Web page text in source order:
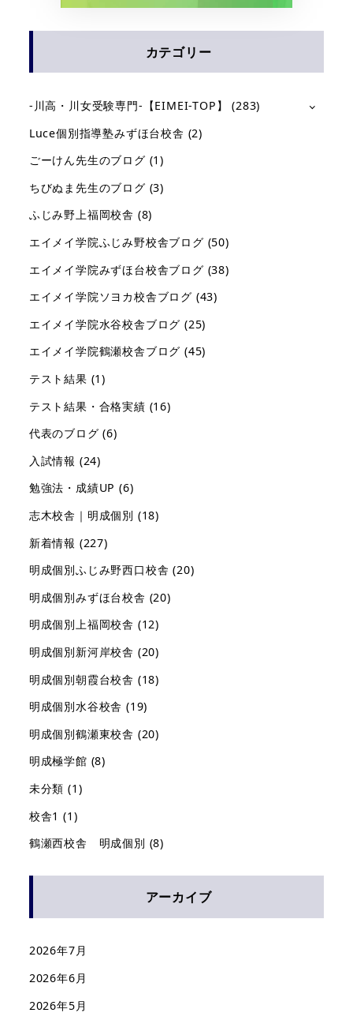
カテゴリー
-川高・川女受験専門-【EIMEI-TOP】
(283)
Luce個別指導塾みずほ台校舎 (2)
ごーけん先生のブログ (1)
ちびぬま先生のブログ (3)
ふじみ野上福岡校舎 (8)
エイメイ学院ふじみ野校舎ブログ (50)
エイメイ学院みずほ台校舎ブログ (38)
エイメイ学院ソヨカ校舎ブログ (43)
エイメイ学院水谷校舎ブログ (25)
エイメイ学院鶴瀬校舎ブログ (45)
テスト結果 (1)
テスト結果・合格実績 (16)
代表のブログ (6)
入試情報 (24)
勉強法・成績UP (6)
志木校舎｜明成個別 (18)
新着情報 (227)
明成個別ふじみ野西口校舎 (20)
明成個別みずほ台校舎 (20)
明成個別上福岡校舎 (12)
明成個別新河岸校舎 (20)
明成個別朝霞台校舎 (18)
明成個別水谷校舎 (19)
明成個別鶴瀬東校舎 (20)
明成極学館 (8)
未分類 (1)
校舎1 (1)
鶴瀬西校舎 明成個別 (8)
アーカイブ
2026年7月
2026年6月
2026年5月